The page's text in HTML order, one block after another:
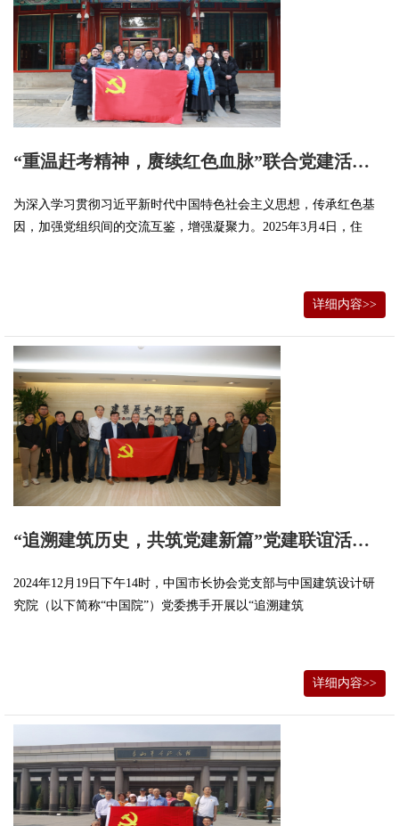
“重温赶考精神，赓续红色血脉”联合党建活动圆满举行
为深入学习贯彻习近平新时代中国特色社会主义思想，传承红色基
因，加强党组织间的交流互鉴，增强凝聚力。2025年3月4日，住
详细内容>>
“追溯建筑历史，共筑党建新篇”党建联谊活动举行
2024年12月19日下午14时，中国市长协会党支部与中国建筑设计研
究院（以下简称“中国院”）党委携手开展以“追溯建筑
详细内容>>